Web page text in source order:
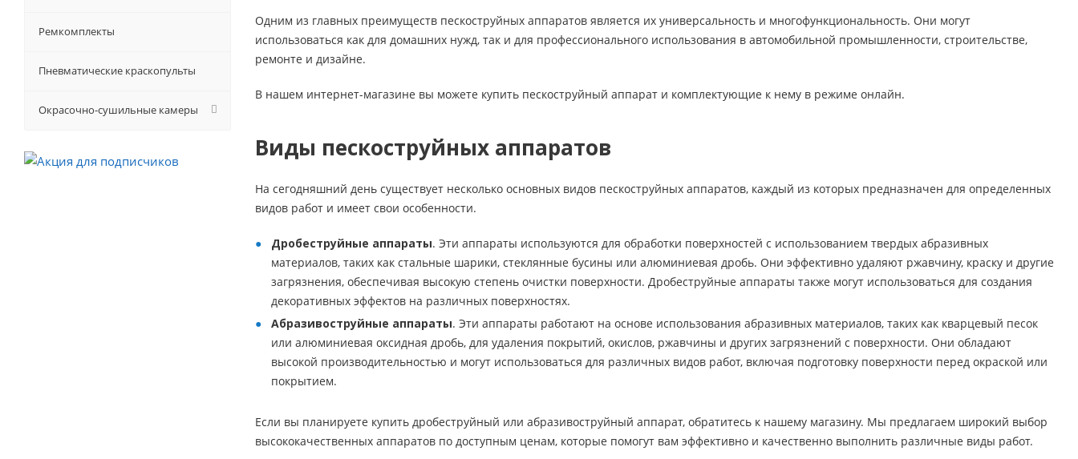
Одним из главных преимуществ пескоструйных аппаратов является их универсальность и многофункциональность. Они могут
использоваться как для домашних нужд, так и для профессионального использования в автомобильной промышленности, строительстве,
ремонте и дизайне.
В нашем интернет-магазине вы можете купить пескоструйный аппарат и комплектующие к нему в режиме онлайн.
Виды пескоструйных аппаратов
На сегодняшний день существует несколько основных видов пескоструйных аппаратов, каждый из которых предназначен для определенных
видов работ и имеет свои особенности.
Дробеструйные аппараты. Эти аппараты используются для обработки поверхностей с использованием твердых абразивных
материалов, таких как стальные шарики, стеклянные бусины или алюминиевая дробь. Они эффективно удаляют ржавчину, краску и другие
загрязнения, обеспечивая высокую степень очистки поверхности. Дробеструйные аппараты также могут использоваться для создания
декоративных эффектов на различных поверхностях.
Абразивоструйные аппараты. Эти аппараты работают на основе использования абразивных материалов, таких как кварцевый песок
или алюминиевая оксидная дробь, для удаления покрытий, окислов, ржавчины и других загрязнений с поверхности. Они обладают
высокой производительностью и могут использоваться для различных видов работ, включая подготовку поверхности перед окраской или
покрытием.
Если вы планируете купить дробеструйный или абразивоструйный аппарат, обратитесь к нашему магазину. Мы предлагаем широкий выбор
высококачественных аппаратов по доступным ценам, которые помогут вам эффективно и качественно выполнить различные виды работ.
Ремкомплекты
Пневматические краскопульты
Окрасочно-сушильные камеры